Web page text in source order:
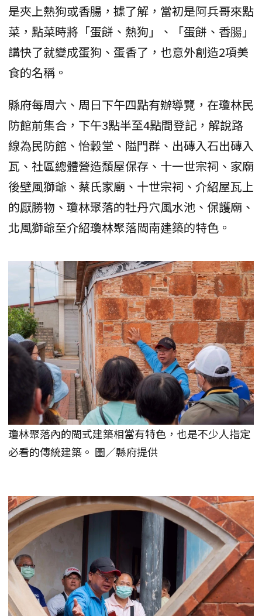
是夾上熱狗或香腸，據了解，當初是阿兵哥來點
菜，點菜時將「蛋餅、熱狗」、「蛋餅、香腸」
講快了就變成蛋狗、蛋香了，也意外創造2項美
食的名稱。
縣府每周六、周日下午四點有辦導覽，在瓊林民
防館前集合，下午3點半至4點間登記，解說路
線為民防館️、怡穀堂️、隘門群️、出磚入石出磚入
瓦️、社區總體營造頹屋保存️、十一世宗祠️、家廟
後壁風獅爺️、蔡氏家廟️、十世宗祠️、介紹屋瓦上
的厭勝物️、瓊林聚落的牡丹穴風水池️、保護廟️、
北風獅爺️至介紹瓊林聚落閩南建築的特色。
瓊林聚落內的閩式建築相當有特色，也是不少人指定
必看的傳統建築。 圖／縣府提供